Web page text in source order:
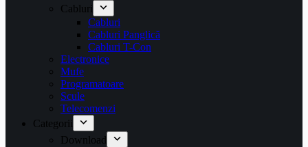
Cabluri
Cabluri
Cabluri Panglică
Cabluri T-Con
Electronice
Mufe
Programatoare
Scule
Telecomenzi
Categorii
Download